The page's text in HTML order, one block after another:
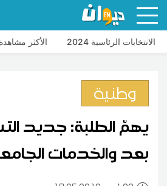
الانتخابات الرئاسية 2024 الأكثر مشاهدة
وطنية
يهمّ الطلبة: جديد
بعد والخدمات